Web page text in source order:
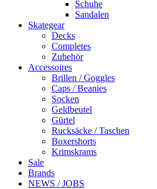
Schuhe
Sandalen
Skategear
Decks
Completes
Zubehör
Accessoires
Brillen / Goggles
Caps / Beanies
Socken
Geldbeutel
Gürtel
Rucksäcke / Taschen
Boxershorts
Krimskrams
Sale
Brands
NEWS / JOBS